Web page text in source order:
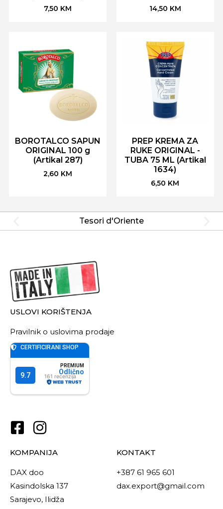
7,50 KM 14,50 KM
BOROTALCO SAPUN
ORIGINAL 100 g
(Artikal 287)
2,60 KM
PREP KREMA ZA
RUKE ORIGINAL -
TUBA 75 ML (Artikal
1634)
6,50 KM
Tesori d'Oriente
USLOVI KORIŠTENJA
Pravilnik o uslovima prodaje
KOMPANIJA
DAX doo
Kasindolska 137
Sarajevo, Ilidža
KONTAKT
+387 61 965 601
dax.export@gmail.com